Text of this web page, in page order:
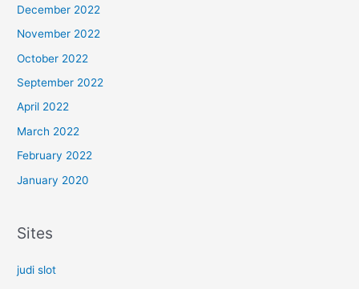
December 2022
November 2022
October 2022
September 2022
April 2022
March 2022
February 2022
January 2020
Sites
judi slot